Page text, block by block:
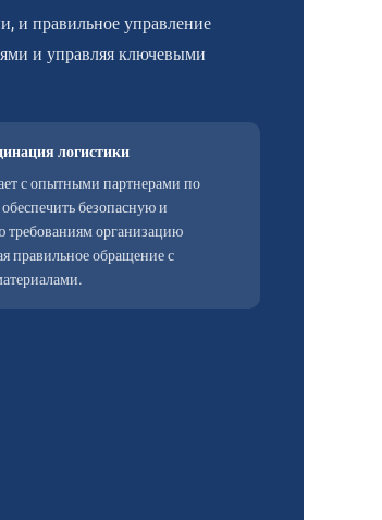
и правильное управление
и управляя ключевыми
логистики
с опытными партнерами по
безопасную и
требованиям организацию
правильное обращение с